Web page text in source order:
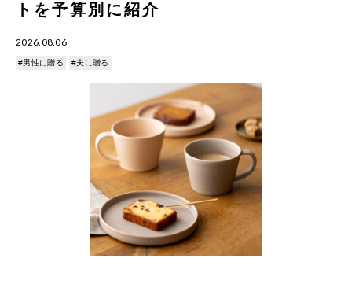
トを予算別に紹介
2026.08.06
#男性に贈る #夫に贈る